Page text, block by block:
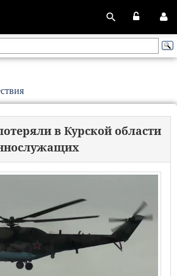
в Курской области